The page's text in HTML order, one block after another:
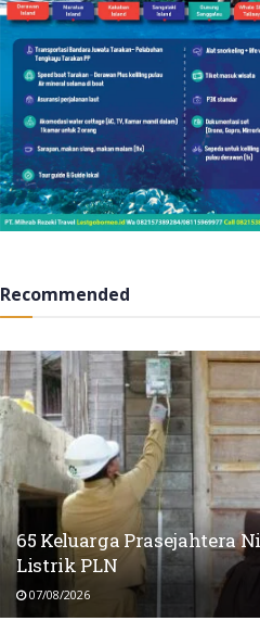
Recommended
65 Keluarga Prasejahtera
Listrik PLN
07/08/2026